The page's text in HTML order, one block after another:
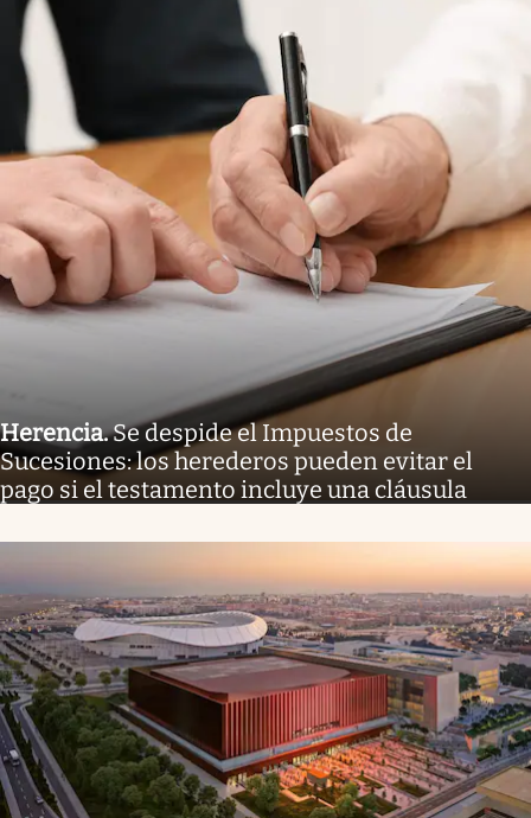
Herencia.Se despide el Impuestos de
Sucesiones: los herederos pueden evitar el
pago si el testamento incluye una cláusula